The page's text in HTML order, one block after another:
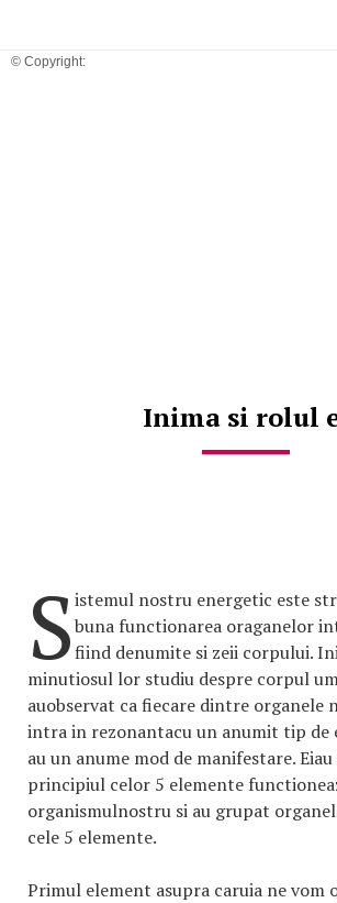
© Copyright:
Inima si rolul
Sistemul nostru energetic este
buna functionarea oraganelor
fiind denumite si zeii corpului.
minutiosul lor studiu despre corpul
auobservat ca fiecare dintre organele
intra in rezonantacu un anumit tip de
au un anume mod de manifestare.
principiul celor 5 elemente
organismulnostru si au grupat
cele 5 elemente.
Primul element asupra caruia ne vom